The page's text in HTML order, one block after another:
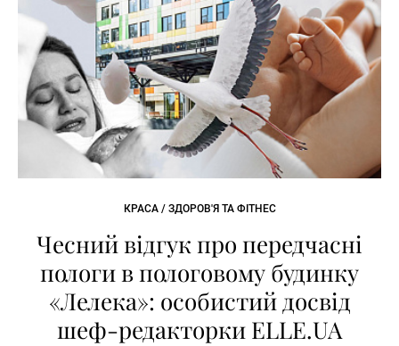
КРАСА / ЗДОРОВ'Я ТА ФІТНЕС
Чесний відгук про передчасні
пологи в пологовому будинку
«Лелека»: особистий досвід
шеф-редакторки ELLE.UA